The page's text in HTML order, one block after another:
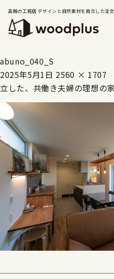
高槻の工務店 デザインと自然素材を両立した注
abuno_040_S
2025年5月1日 2560 × 1707
立した、共働き夫婦の理想の家